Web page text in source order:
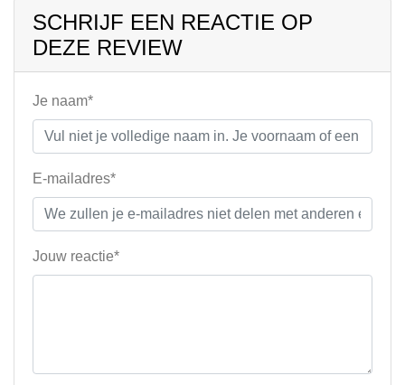
SCHRIJF EEN REACTIE OP
DEZE REVIEW
Je naam*
E-mailadres*
Jouw reactie*